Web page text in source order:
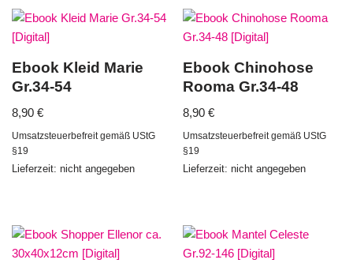
Ebook Kleid Marie
Gr.34-54
8,90 €
Umsatzsteuerbefreit gemäß UStG
§19
Lieferzeit: nicht angegeben
Ebook Chinohose
Rooma Gr.34-48
8,90€
Umsatzsteuerbefreit gemäß UStG
§19
Lieferzeit: nicht angegeben